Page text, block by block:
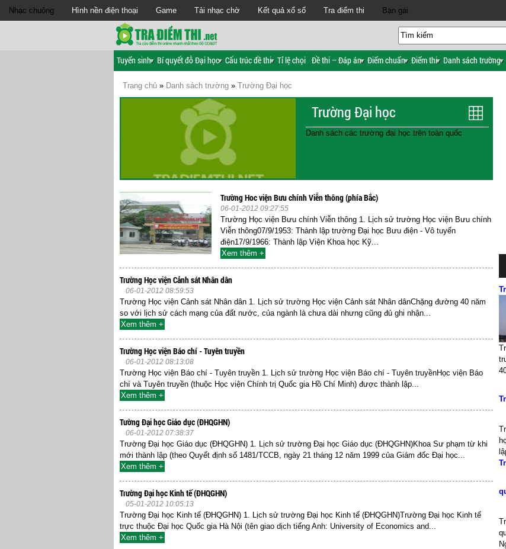
Nhạc chuông Hình nền điện thoại Game Tải nhạc chờ Kết quả xổ số Tra điểm thi Bạn gái
Tuyển sinh Bí quyết đỗ Đại học Cấu trúc đề thi Tỉ lệ chọi Đề thi – Đáp án Điểm chuẩn Điểm thi Danh sách trường
Trang chủ » Danh sách trường » Trường Đại học
Trường Đại học
Danh sách các trường đại học trên toàn quốc
Trường Hoc viện Bưu chính Viễn thông (phía Bắc)
06-01-2012 09:27:55
Trường Học viện Bưu chính Viễn thông 1. Lịch sử trường Học viện Bưu chính
Viễn thông07/9/1953: Thành lập trường Đại học Bưu điện - Vô tuyến
điện17/9/1966: Thành lập Viện Khoa học Kỹ...
Xem thêm +
Trường Học viện Cảnh sát Nhân dân
06-01-2012 08:59:53
Trường Học viện Cảnh sát Nhân dân 1. Lịch sử trường Học viện Cảnh sát Nhân dânChặng đường 40 năm
so với lịch sử cách mạng của đất nước, của ngành là chưa dài nhưng cũng đủ ghi nhận...
Xem thêm +
Trường Học viện Báo chí - Tuyên truyền
06-01-2012 08:13:08
Trường Học viện Báo chí - Tuyên truyền 1. Lịch sử trường Học viện Báo chí - Tuyên truyềnHọc viện Báo
chí và Tuyên truyền (thuộc Học viện Chính trị Quốc gia Hồ Chí Minh) được thành lập...
Xem thêm +
Tường Đại học Giáo dục (ĐHQGHN)
06-01-2012 07:38:37
Trường Đại học Giáo dục (ĐHQGHN) 1. Lịch sử trường Đại học Giáo dục (ĐHQGHN)Khoa Sư phạm từ khi
mới thành lập (theo Quyết định số 1481/TCCB, ngày 21 tháng 12 năm 1999 của Giám đốc Đại học...
Xem thêm +
Trường Đại học Kinh tế (ĐHQGHN)
05-01-2012 10:05:13
Trường Đại học Kinh tế (ĐHQGHN) 1. Lịch sử trường Đại học Kinh tế (ĐHQGHN)Trường Đại học Kinh tế
trực thuộc Đại học Quốc gia Hà Nội (tên giao dịch tiếng Anh: University of Economics and...
Xem thêm +